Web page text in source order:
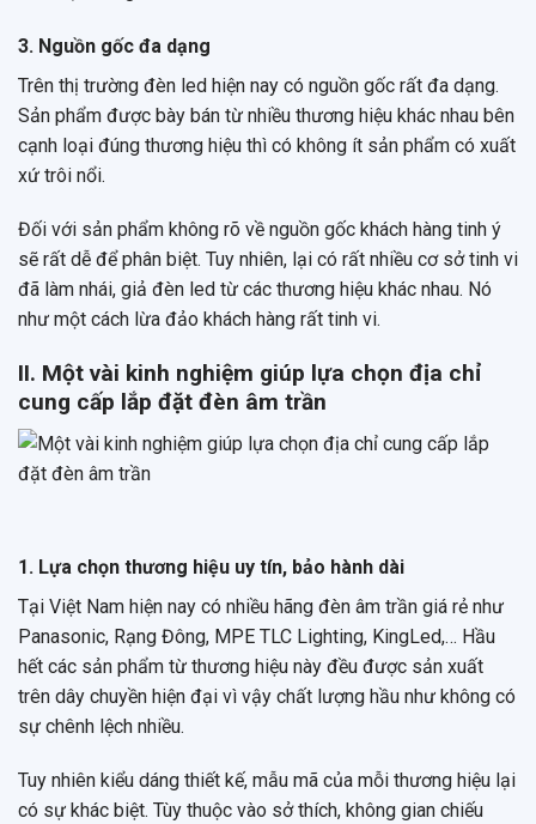
3. Nguồn gốc đa dạng
Trên thị trường đèn led hiện nay có nguồn gốc rất đa dạng.
Sản phẩm được bày bán từ nhiều thương hiệu khác nhau bên
cạnh loại đúng thương hiệu thì có không ít sản phẩm có xuất
xứ trôi nổi.
Đối với sản phẩm không rõ về nguồn gốc khách hàng tinh ý
sẽ rất dễ để phân biệt. Tuy nhiên, lại có rất nhiều cơ sở tinh vi
đã làm nhái, giả đèn led từ các thương hiệu khác nhau. Nó
như một cách lừa đảo khách hàng rất tinh vi.
II. Một vài kinh nghiệm giúp lựa chọn địa chỉ
cung cấp lắp đặt đèn âm trần
1. Lựa chọn thương hiệu uy tín, bảo hành dài
Tại Việt Nam hiện nay có nhiều hãng đèn âm trần giá rẻ như
Panasonic, Rạng Đông, MPE TLC Lighting, KingLed,… Hầu
hết các sản phẩm từ thương hiệu này đều được sản xuất
trên dây chuyền hiện đại vì vậy chất lượng hầu như không có
sự chênh lệch nhiều.
Tuy nhiên kiểu dáng thiết kế, mẫu mã của mỗi thương hiệu lại
có sự khác biệt. Tùy thuộc vào sở thích, không gian chiếu